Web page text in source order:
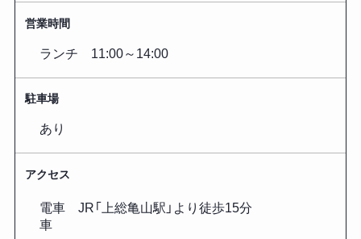
営業時間
ランチ 11:00～14:00
駐車場
あり
アクセス
電車 JR「上総亀山駅」より徒歩15分
車